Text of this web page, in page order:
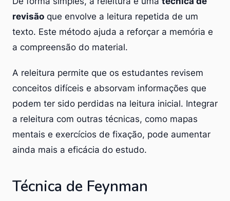
revisão que envolve a leitura repetida de um
texto. Este método ajuda a reforçar a memória e
a compreensão do material.
A releitura permite que os estudantes revisem
conceitos difíceis e absorvam informações que
podem ter sido perdidas na leitura inicial. Integrar
a releitura com outras técnicas, como mapas
mentais e exercícios de fixação, pode aumentar
ainda mais a eficácia do estudo.
Técnica de Feynman